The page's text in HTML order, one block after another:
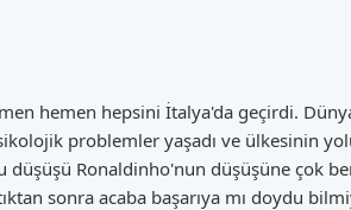
hemen hepsini İtalya'da geçirdi.
problemler yaşadı ve ülkesinin
düşüşü Ronaldinho'nun düşüşüne çok
sonra acaba başarıya mı doydu